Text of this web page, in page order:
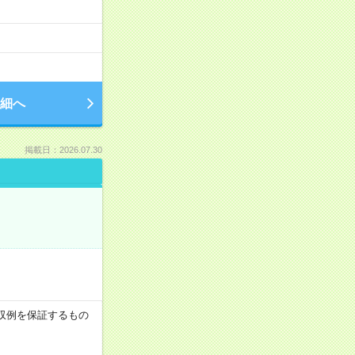
へ
掲載日：2026.07.30
を保証するもの